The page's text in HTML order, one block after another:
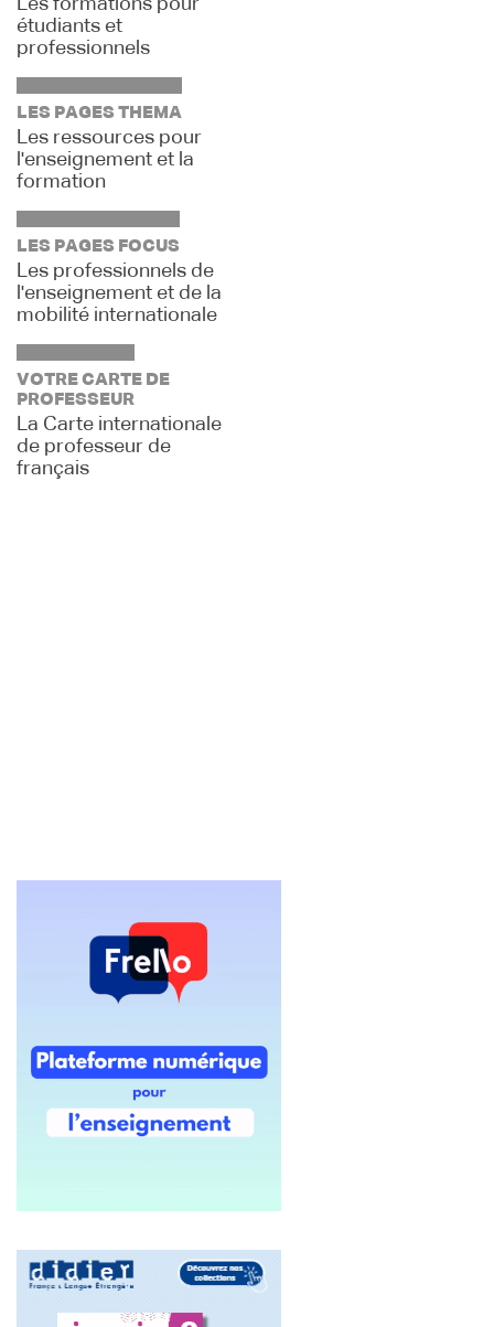
Les formations pour
étudiants et
professionnels
LES PAGES THEMA
Les ressources pour
l'enseignement et la
formation
LES PAGES FOCUS
Les professionnels de
l'enseignement et de la
mobilité internationale
VOTRE CARTE DE
PROFESSEUR
La Carte internationale
de professeur de
français